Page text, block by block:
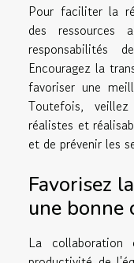
Pour faciliter la
des ressources
responsabilités
Encouragez la
favoriser une
Toutefois,
réalistes et
et de prévenir les
Favorisez
une bonne
La